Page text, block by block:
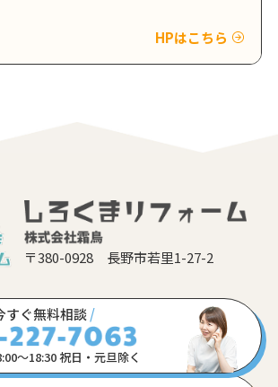
HPはこちら
〒380-0928 長野市若里1-27-2
すぐ無料相談/
〜18:30 祝日・元旦除く